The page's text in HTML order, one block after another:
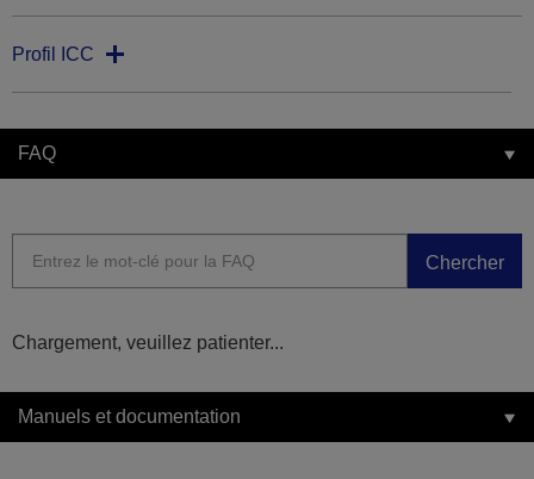
Profil ICC
FAQ
Chercher
Chargement, veuillez patienter...
Manuels et documentation